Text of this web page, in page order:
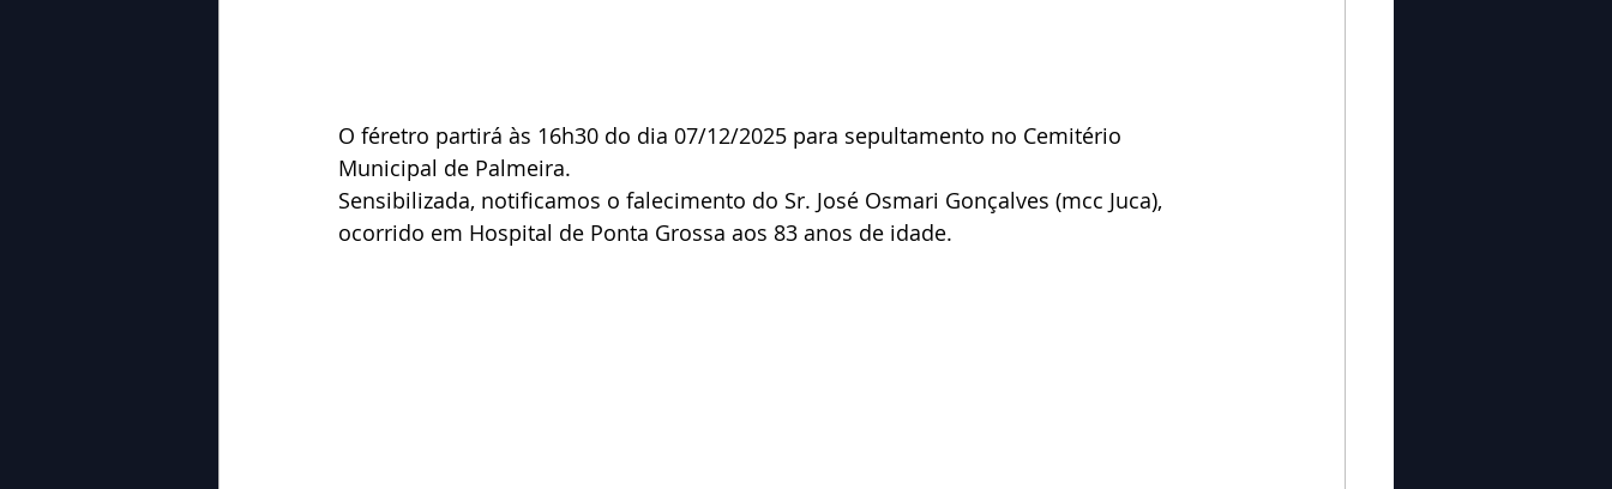
O féretro partirá às 16h30 do dia 07/12/2025 para sepultamento no Cemitério
Municipal de Palmeira.
Sensibilizada, notificamos o falecimento do Sr. José Osmari Gonçalves (mcc Juca),
ocorrido em Hospital de Ponta Grossa aos 83 anos de idade.